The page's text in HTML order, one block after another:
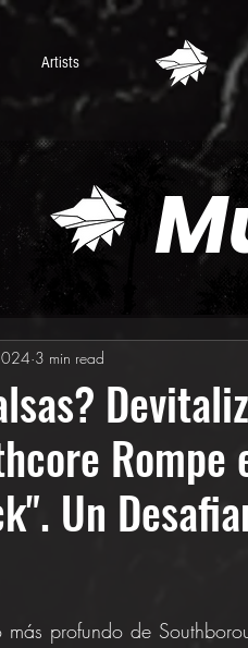
Artists
Un
3 min read
más profundo de